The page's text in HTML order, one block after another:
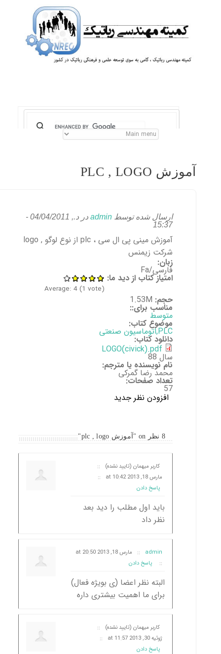
آموزش PLC , LOGO
ارسال شده توسطadmin
در د., 04/04/2011 -
15:37
آموزش مینی پی ال سی ، plc از نوع لوگو , logo
شرکت زیمنس
زبان:
فارسی/Fa
امتیاز کتاب از دید ما:
Average:4 1vote)
حجم:1.53M
مناسب برای::
متوسط
موضوع کتاب:
PLC,اتوماسیون صنعتی
دانلود کتاب:
LOGO(civick).pdf
سال 88
نام نویسنده یا مترجم:
محمد رضا گمرکی
تعداد صفحات:
57
افزودن نظر جدید
کاربر میهمان (تایید نشده)
مارس 18, 2013 at 10:42
پاسخ دادن
باید اول مطلب را دید بعد
نظر داد
admin
مارس 18, 2013 at 20:50
پاسخ دادن
البته نظر اعضا (ی بویژه فعال)
برای ما اهمیت بیشتری داره
کاربر میهمان (تایید نشده)
ژوئیه 30, 2013 at 11:57
پاسخ دادن